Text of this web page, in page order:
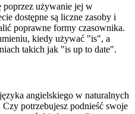
poprzez używanie jej w
dostępne są liczne zasoby i
poprawne formy czasownika.
kiedy używać "is", a
takich jak "is up to date".
angielskiego w naturalnych
potrzebujesz podnieść swoje